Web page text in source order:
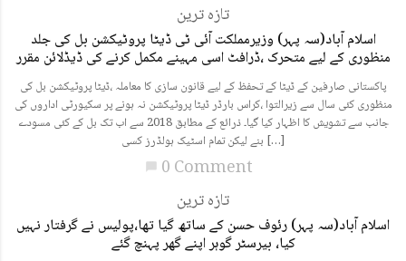
تازہ ترین
اسلام آباد(سہ پہر) وزیرمملکت آئی ٹی ڈیٹا پروٹیکشن بل کی جلد
منظوری کے لیے متحرک ،ڈرافٹ اسی مہینے مکمل کرنے کی ڈیڈلائن مقرر
پاکستانی صارفین کے ڈیٹا کے تحفظ کے لیے قانون سازی کا معاملہ ،ڈیٹا پروٹیکشن بل کی
منظوری کئی سال سے زیرالتوا ،کراس بارڈر ڈیٹا پروٹیکشن نہ ہونے پر سکیورٹی اداروں کی
جانب سے تشویش کا اظہار کیا گیا۔ ذرائع کے مطابق 2018 سے اب تک بل کے کئی مسودے
بنے لیکن تمام اسٹیک ہولڈرز کسی […]
0 Comment
تازہ ترین
اسلام آباد(سہ پہر) رئوف حسن کے ساتھ گیا تھا،پولیس نے گرفتار نہیں
کیا، بیرسٹر گوہر اپنے گھر پہنچ گئے